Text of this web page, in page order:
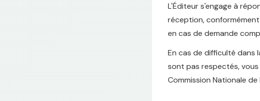
L'Éditeur s'engage à
réception, conformément
en cas de demande
En cas de difficulté dans
sont pas respectés,
Commission Nationale